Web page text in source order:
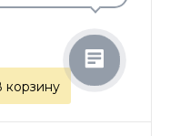
корзину